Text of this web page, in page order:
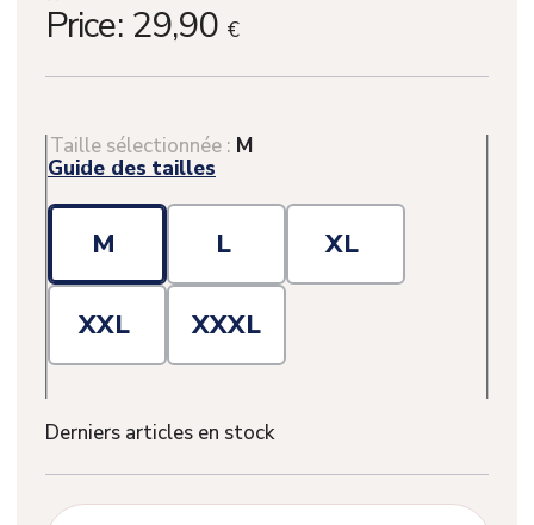
Price: 29,90 €
Taille sélectionnée : M
Guide des tailles
M L XL
XXL XXXL
Derniers articles en stock